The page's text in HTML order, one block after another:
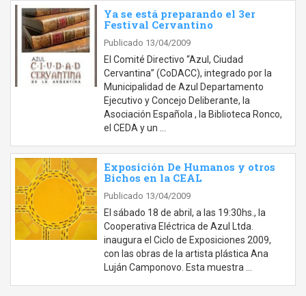
Ya se está preparando el 3er
Festival Cervantino
Publicado 13/04/2009
El Comité Directivo “Azul, Ciudad
Cervantina” (CoDACC), integrado por la
Municipalidad de Azul Departamento
Ejecutivo y Concejo Deliberante, la
Asociación Española , la Biblioteca Ronco,
el CEDA y un …
Exposición De Humanos y otros
Bichos en la CEAL
Publicado 13/04/2009
El sábado 18 de abril, a las 19:30hs., la
Cooperativa Eléctrica de Azul Ltda.
inaugura el Ciclo de Exposiciones 2009,
con las obras de la artista plástica Ana
Luján Camponovo. Esta muestra …